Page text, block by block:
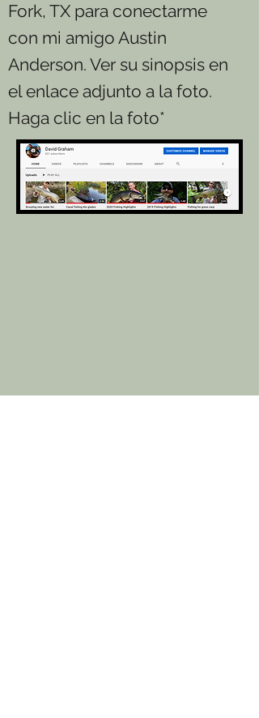
Fork, TX para conectarme
con mi amigo Austin
Anderson. Ver su sinopsis en
el enlace adjunto a la foto.
Haga clic en la foto*